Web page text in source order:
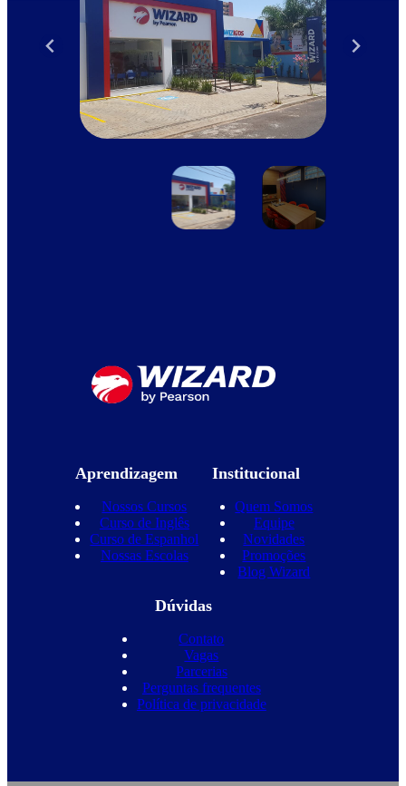
Aprendizagem
Nossos Cursos
Curso de Inglês
Curso de Espanhol
Nossas Escolas
Institucional
Quem Somos
Equipe
Novidades
Promoções
Blog Wizard
Dúvidas
Contato
Vagas
Parcerias
Perguntas frequentes
Política de privacidade